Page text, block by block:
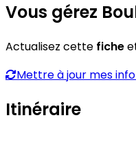
Vous gérez
Actualisez cette fiche
Mettre à jour mes
Itinéraire